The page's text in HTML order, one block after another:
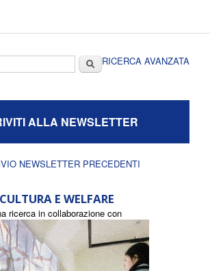
CercaRICERCA AVANZATA
ALLA NEWSLETTER
NEWSLETTER PRECEDENTI
CULTURA E WELFARE
ricerca in collaborazione con